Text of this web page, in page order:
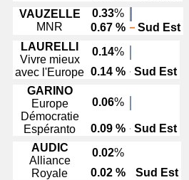
VAUZELLE
MNR
0.33%
0.67 %
Sud Est
LAURELLI
Vivre mieux
avec l'Europe
0.14%
0.14 %
Sud Est
GARINO
Europe
Démocratie
Espéranto
0.06%
0.09 %
Sud Est
AUDIC
Alliance
Royale
0.02%
0.02 %
Sud Est